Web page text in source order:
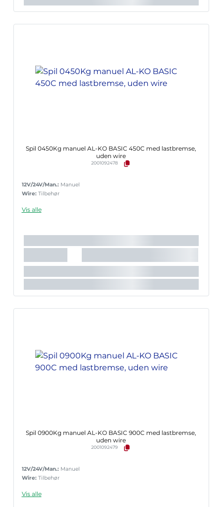
Spil 0450Kg manuel AL-KO BASIC 450C med lastbremse,
uden wire
2001092478
12V/24V/Man.: Manuel
Wire: Tilbehør
Vis alle
Spil 0900Kg manuel AL-KO BASIC 900C med lastbremse,
uden wire
2001092479
12V/24V/Man.: Manuel
Wire: Tilbehør
Vis alle